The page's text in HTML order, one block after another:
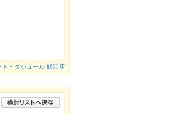
ト・ダジュール 鯖江店